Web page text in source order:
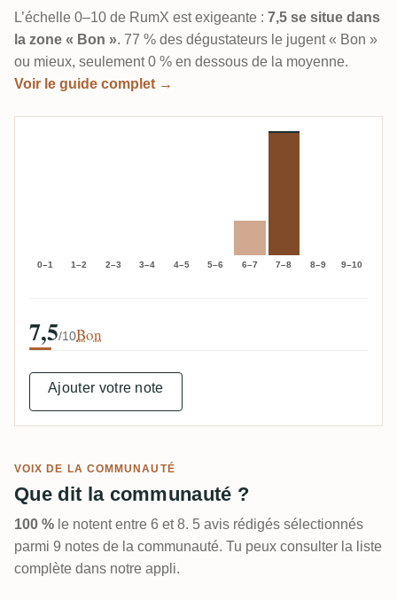
L’échelle 0–10 de RumX est exigeante : 7,5 se situe dans
la zone « Bon ». 77 % des dégustateurs le jugent « Bon »
ou mieux, seulement 0 % en dessous de la moyenne.
Voir le guide complet →
0–1 1–2 2–3 3–4 4–5 5–6 6–7 7–8 8–9 9–10
7,5/10Bon
Ajouter votre note
VOIX DE LA COMMUNAUTÉ
Que dit la communauté ?
100 % le notent entre 6 et 8. 5 avis rédigés sélectionnés
parmi 9 notes de la communauté. Tu peux consulter la liste
complète dans notre appli.